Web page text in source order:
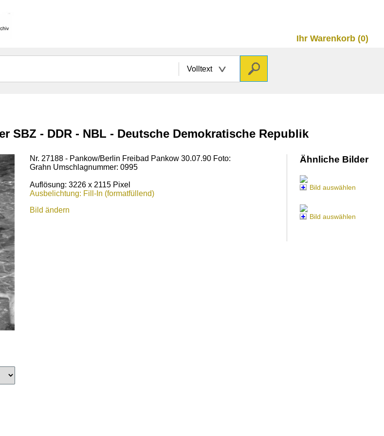
Ihr Warenkorb (0)
Volltext
- DDR - NBL - Deutsche Demokratische Republik
Nr. 27188 - Pankow/Berlin Freibad Pankow 30.07.90 Foto:
Grahn Umschlagnummer: 0995
Auflösung: 3226 x 2115 Pixel
Ausbelichtung: Fill-In (formatfüllend)
Bild ändern
Ähnliche Bilder
Bild auswählen
Bild auswählen